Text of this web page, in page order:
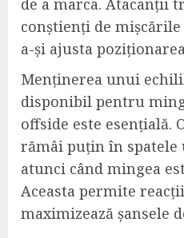
conștienți de
a-și ajusta
Menținerea unui
disponibil pentru
offside este esențială.
rămâi puțin în
atunci când mingea
Aceasta permite
maximizează șansele